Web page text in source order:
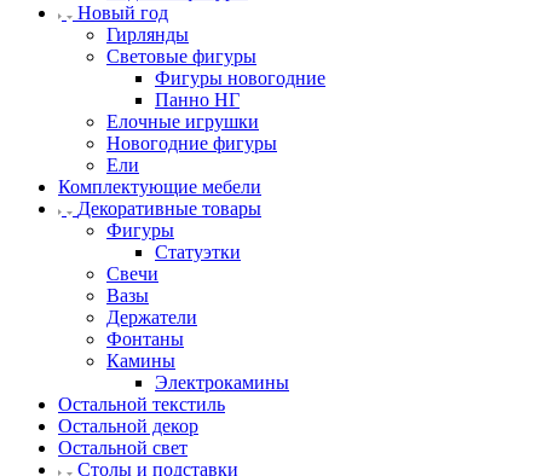
Новый год
Гирлянды
Световые фигуры
Фигуры новогодние
Панно НГ
Елочные игрушки
Новогодние фигуры
Ели
Комплектующие мебели
Декоративные товары
Фигуры
Статуэтки
Свечи
Вазы
Держатели
Фонтаны
Камины
Электрокамины
Остальной текстиль
Остальной декор
Остальной свет
Столы и подставки